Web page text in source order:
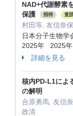
NAD+代謝酵素
保護
招待 査
村田等, 友信奈
日本分子生物学
2025年 2025年
詳細を見る
核内PD-L1によ
の解明
合原勇馬, 友信
政清